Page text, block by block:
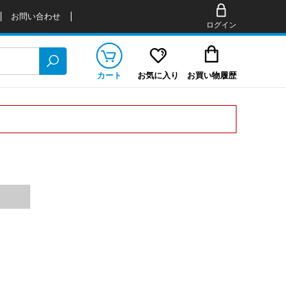
お問い合わせ
ログイン
カート お気に入り お買い物履歴